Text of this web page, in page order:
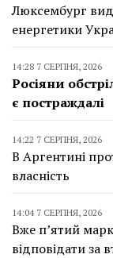
Люксембург
енергетики
14:28 7 СЕРПНЯ, 2026
Росіяни
є постраждалі
14:22 7 СЕРПНЯ, 2026
В Аргентині
власність
14:04 7 СЕРПНЯ, 2026
Вже п’ятий
відповідати за